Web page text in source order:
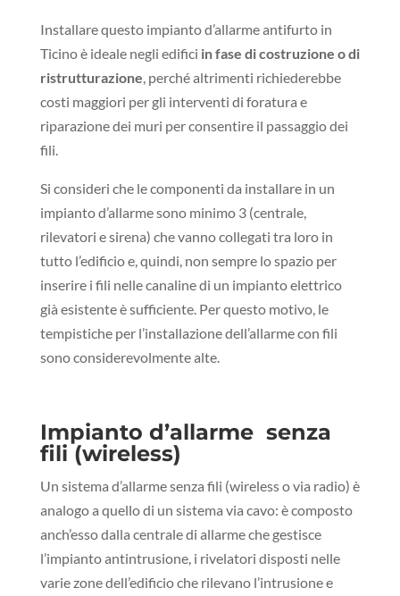
Installare questo impianto d’allarme antifurto in
Ticino è ideale negli edifici in fase di costruzione o di
ristrutturazione, perché altrimenti richiederebbe
costi maggiori per gli interventi di foratura e
riparazione dei muri per consentire il passaggio dei
fili.
Si consideri che le componenti da installare in un
impianto d’allarme sono minimo 3 (centrale,
rilevatori e sirena) che vanno collegati tra loro in
tutto l’edificio e, quindi, non sempre lo spazio per
inserire i fili nelle canaline di un impianto elettrico
già esistente è sufficiente. Per questo motivo, le
tempistiche per l’installazione dell’allarme con fili
sono considerevolmente alte.
Impianto d’allarme senza
fili (wireless)
Un sistema d’allarme senza fili (wireless o via radio) è
analogo a quello di un sistema via cavo: è composto
anch’esso dalla centrale di allarme che gestisce
l’impianto antintrusione, i rivelatori disposti nelle
varie zone dell’edificio che rilevano l’intrusione e